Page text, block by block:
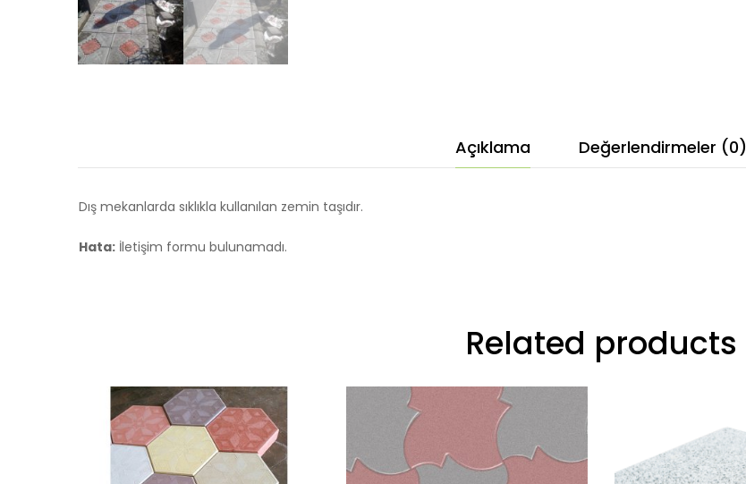
Açıklama Değerlendirmeler (0)
Dış mekanlarda sıklıkla kullanılan zemin taşıdır.
Hata: İletişim formu bulunamadı.
Related products